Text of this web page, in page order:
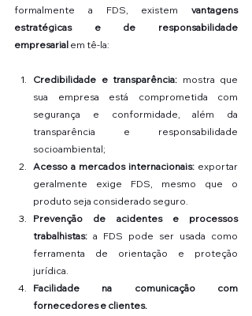
formalmente a FDS, existem vantagens
estratégicas e de responsabilidade
empresarial em tê-la:
Credibilidade e transparência: mostra que
sua empresa está comprometida com
segurança e conformidade, além da
transparência e responsabilidade
socioambiental;
Acesso a mercados internacionais: exportar
geralmente exige FDS, mesmo que o
produto seja considerado seguro.
Prevenção de acidentes e processos
trabalhistas: a FDS pode ser usada como
ferramenta de orientação e proteção
jurídica.
Facilidade na comunicação com
fornecedores e clientes.